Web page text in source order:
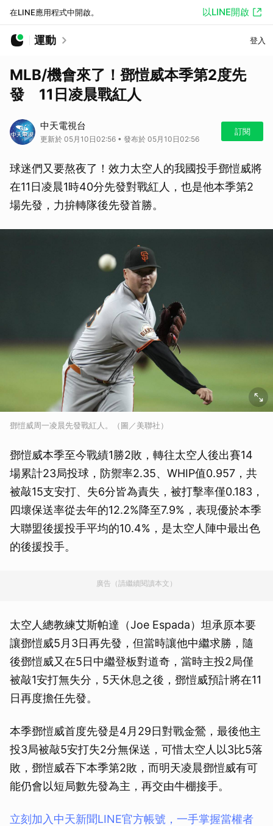
在LINE應用程式中開啟。 以LINE開啟
運動 登入
MLB/機會來了！鄧愷威本季第2度先
發 11日凌晨戰紅人
中天電視台
更新於 05月10日02:56 • 發布於 05月10日02:56
訂閱
球迷們又要熬夜了！效力太空人的我國投手鄧愷威將
在11日凌晨1時40分先發對戰紅人，也是他本季第2
場先發，力拚轉隊後先發首勝。
鄧愷威周一凌晨先發戰紅人。（圖／美聯社）
鄧愷威本季至今戰績1勝2敗，轉往太空人後出賽14
場累計23局投球，防禦率2.35、WHIP值0.957，共
被敲15支安打、失6分皆為責失，被打擊率僅0.183，
四壞保送率從去年的12.2%降至7.9%，表現優於本季
大聯盟後援投手平均的10.4%，是太空人陣中最出色
的後援投手。
廣告（請繼續閱讀本文）
太空人總教練艾斯帕達（Joe Espada）坦承原本要
讓鄧愷威5月3日再先發，但當時讓他中繼求勝，隨
後鄧愷威又在5日中繼登板對道奇，當時主投2局僅
被敲1安打無失分，5天休息之後，鄧愷威預計將在11
日再度擔任先發。
本季鄧愷威首度先發是4月29日對戰金鶯，最後他主
投3局被敲5安打失2分無保送，可惜太空人以3比5落
敗，鄧愷威吞下本季第2敗，而明天凌晨鄧愷威有可
能仍會以短局數先發為主，再交由牛棚接手。
立刻加入中天新聞LINE官方帳號，一手掌握當權者